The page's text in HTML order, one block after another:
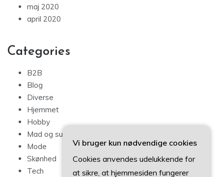
maj 2020
april 2020
Categories
B2B
Blog
Diverse
Hjemmet
Hobby
Mad og sundhed
Mode
Skønhed
Tech
Vi bruger kun nødvendige cookies
Cookies anvendes udelukkende for
at sikre, at hjemmesiden fungerer